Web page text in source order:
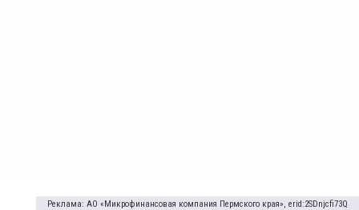
Реклама: АО «Микрофинансовая компания Пермского края», erid:2SDnjcfi73Q